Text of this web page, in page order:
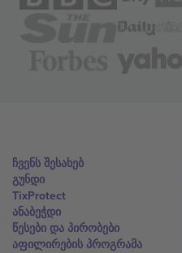
ჩვენს შესახებ
გუნდი
TixProtect
ანაბეჭდი
წესები და პირობები
აფილირების პროგრამა